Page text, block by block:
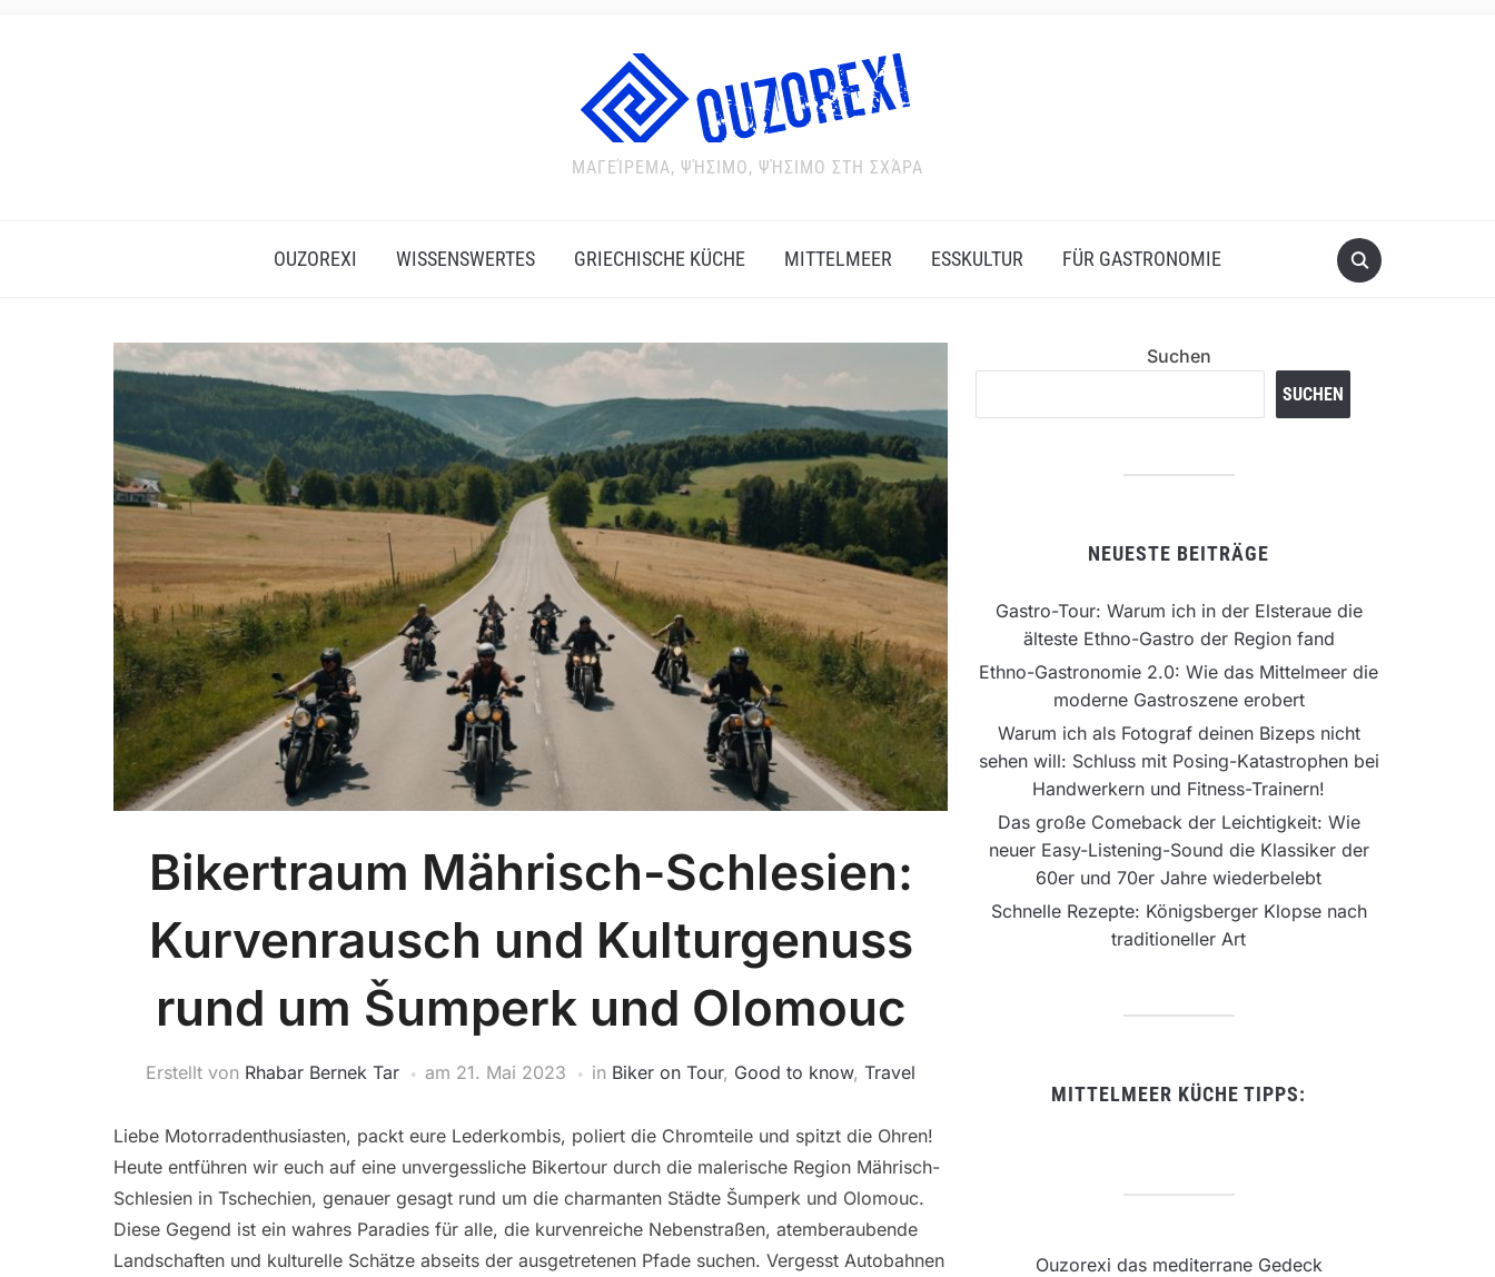
ΜΑΓΕΊΡΕΜΑ, ΨΉΣΙΜΟ, ΨΉΣΙΜΟ ΣΤΗ ΣΧΆΡΑ
OUZOREXI WISSENSWERTES GRIECHISCHE KÜCHE MITTELMEER ESSKULTUR FÜR GASTRONOMIE
Bikertraum Mährisch-Schlesien:
Kurvenrausch und Kulturgenuss
rund um Šumperk und Olomouc
Erstellt von Rhabar Bernek Tar am 21. Mai 2023 in Biker on Tour, Good to know, Travel
Liebe Motorradenthusiasten, packt eure Lederkombis, poliert die Chromteile und spitzt die Ohren!
Heute entführen wir euch auf eine unvergessliche Bikertour durch die malerische Region Mährisch-
Schlesien in Tschechien, genauer gesagt rund um die charmanten Städte Šumperk und Olomouc.
Diese Gegend ist ein wahres Paradies für alle, die kurvenreiche Nebenstraßen, atemberaubende
Landschaften und kulturelle Schätze abseits der ausgetretenen Pfade suchen. Vergesst Autobahnen
Suchen
SUCHEN
NEUESTE BEITRÄGE
Gastro-Tour: Warum ich in der Elsteraue die
älteste Ethno-Gastro der Region fand
Ethno-Gastronomie 2.0: Wie das Mittelmeer die
moderne Gastroszene erobert
Warum ich als Fotograf deinen Bizeps nicht
sehen will: Schluss mit Posing-Katastrophen bei
Handwerkern und Fitness-Trainern!
Das große Comeback der Leichtigkeit: Wie
neuer Easy-Listening-Sound die Klassiker der
60er und 70er Jahre wiederbelebt
Schnelle Rezepte: Königsberger Klopse nach
traditioneller Art
MITTELMEER KÜCHE TIPPS:
Ouzorexi das mediterrane Gedeck